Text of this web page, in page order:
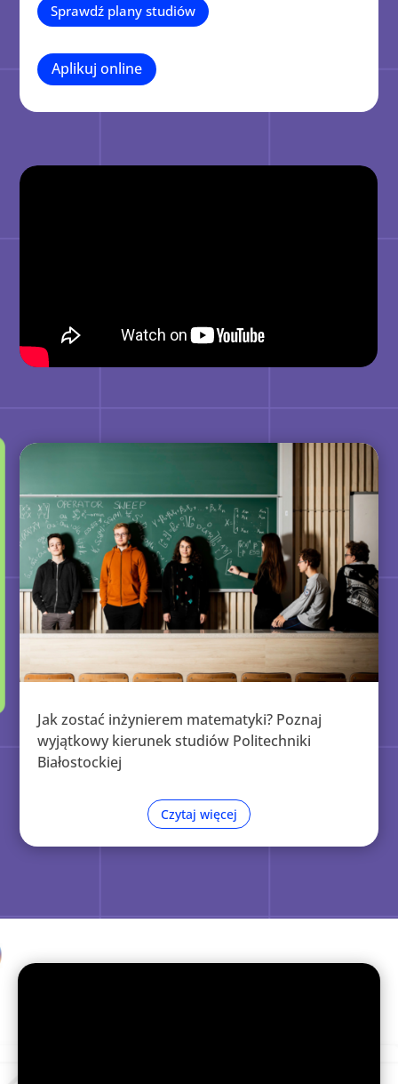
Sprawdź plany studiów
Aplikuj online
Jak zostać inżynierem matematyki? Poznaj
wyjątkowy kierunek studiów Politechniki
Białostockiej
Czytaj więcej